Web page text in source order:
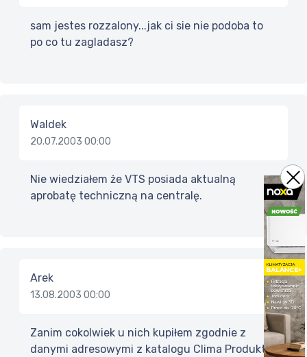
sam jestes rozzalony...jak ci sie nie podoba to
po co tu zagladasz?
Waldek
20.07.2003 00:00
Nie wiedziałem że VTS posiada aktualną
aprobatę techniczną na centralę.
Arek
13.08.2003 00:00
Zanim cokolwiek u nich kupiłem zgodnie z
danymi adresowymi z katalogu Clima Produkt